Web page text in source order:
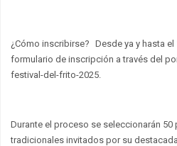
¿Cómo inscribirse? Desde ya y hasta
formulario de inscripción a través del
festival-del-frito-2025.
Durante el proceso se seleccionarán
tradicionales invitados por su